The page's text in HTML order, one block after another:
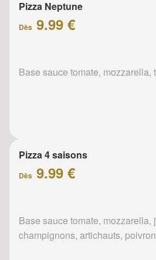
Pizza Neptune
Dès 9.99 €
Base sauce tomate, mozzarella,
Pizza 4 saisons
Dès 9.99 €
Base sauce tomate, mozzarella,
champignons, artichauts,